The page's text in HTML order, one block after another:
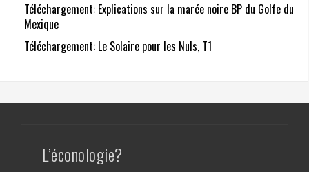
Téléchargement: Explications sur la marée noire BP du Golfe du
Mexique
Téléchargement: Le Solaire pour les Nuls, T1
L’éconologie?